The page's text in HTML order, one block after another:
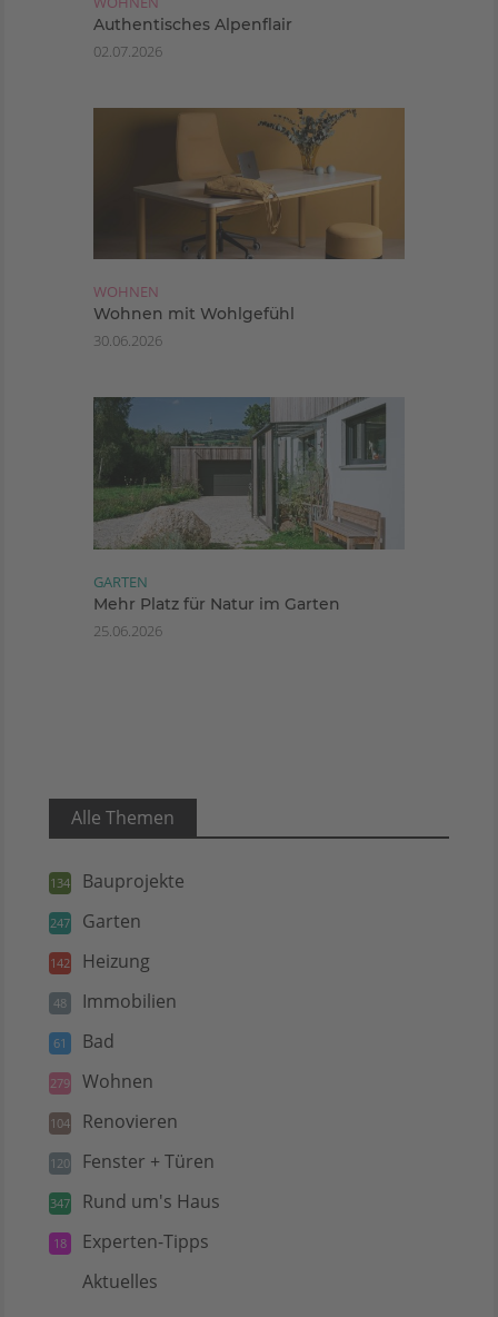
Authentisches Alpenflair
02.07.2026
WOHNEN
Wohnen mit Wohlgefühl
30.06.2026
GARTEN
Mehr Platz für Natur im Garten
25.06.2026
Alle Themen
134 Bauprojekte
247 Garten
142 Heizung
48 Immobilien
61 Bad
279 Wohnen
104 Renovieren
120 Fenster + Türen
347 Rund um's Haus
18 Experten-Tipps
Aktuelles